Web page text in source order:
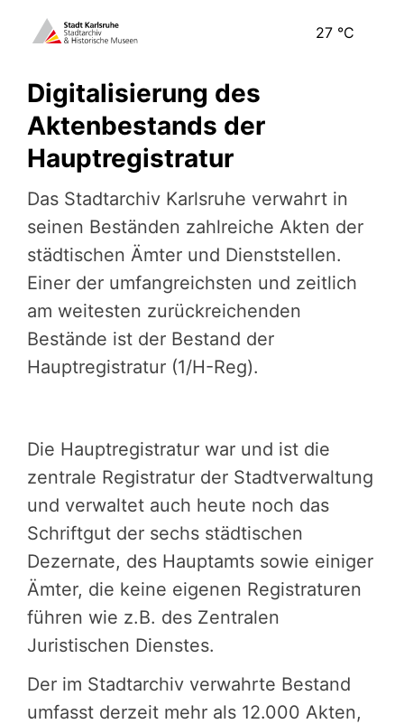
27 °C
Digitalisierung des
Aktenbestands der
Hauptregistratur
Das Stadtarchiv Karlsruhe verwahrt in
seinen Beständen zahlreiche Akten der
städtischen Ämter und Dienststellen.
Einer der umfangreichsten und zeitlich
am weitesten zurückreichenden
Bestände ist der Bestand der
Hauptregistratur (1/H-Reg).
Die Hauptregistratur war und ist die
zentrale Registratur der Stadtverwaltung
und verwaltet auch heute noch das
Schriftgut der sechs städtischen
Dezernate, des Hauptamts sowie einiger
Ämter, die keine eigenen Registraturen
führen wie z.B. des Zentralen
Juristischen Dienstes.
Der im Stadtarchiv verwahrte Bestand
umfasst derzeit mehr als 12.000 Akten,